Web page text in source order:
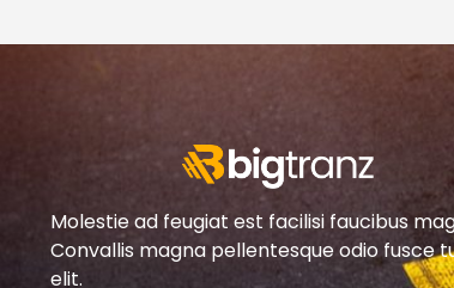
Molestie ad feugiat est facilisi faucibus
Convallis magna pellentesque odio fusce
elit.